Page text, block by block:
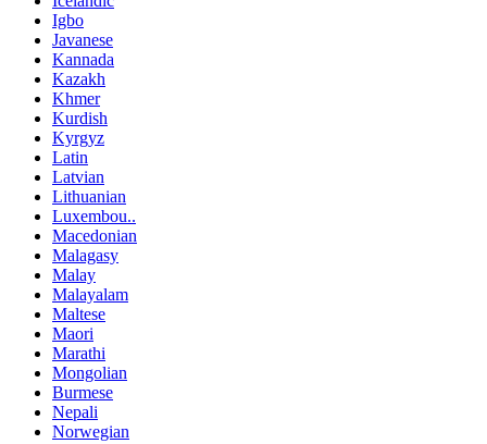
Igbo
Javanese
Kannada
Kazakh
Khmer
Kurdish
Kyrgyz
Latin
Latvian
Lithuanian
Luxembou..
Macedonian
Malagasy
Malay
Malayalam
Maltese
Maori
Marathi
Mongolian
Burmese
Nepali
Norwegian